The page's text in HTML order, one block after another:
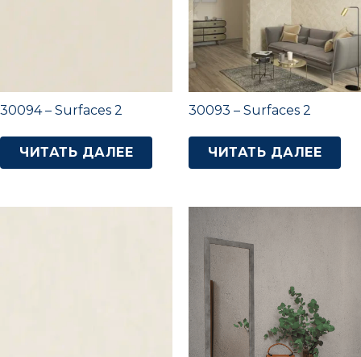
30094 – Surfaces 2
ЧИТАТЬ ДАЛЕЕ
30093 – Surfaces 2
ЧИТАТЬ ДАЛЕЕ